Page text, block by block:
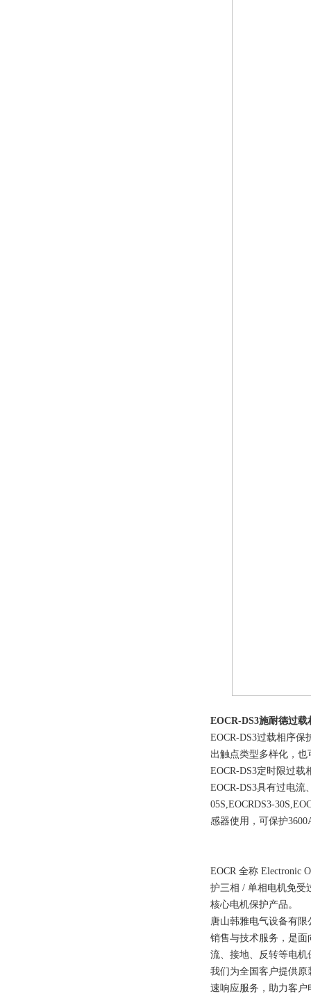
EOCR-DS3施耐德过
EOCR-DS3过载相序
出触点类型多样化，也
EOCR-DS3定时限过载
EOCR-DS3具有过电
05S,EOCRDS3-
感器使用，可保护
EOCR 全称 Electronic
护三相 / 单相电机免受
核心电机保护产品。
唐山韩雅电气设备有
销售与技术服务，是面
流、接地、反转等电
我们为全国客户提供
速响应服务，助力客